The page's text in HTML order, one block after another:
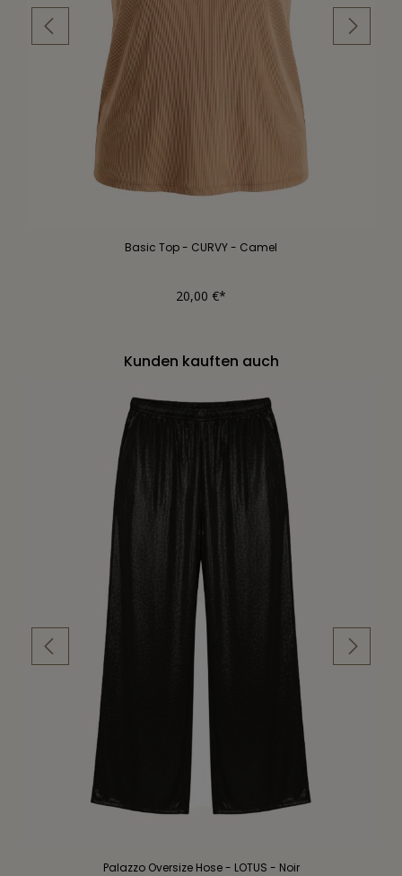
Basic Top - CURVY - Camel
20,00 €*
Kunden kauften auch
Palazzo Oversize Hose - LOTUS - Noir